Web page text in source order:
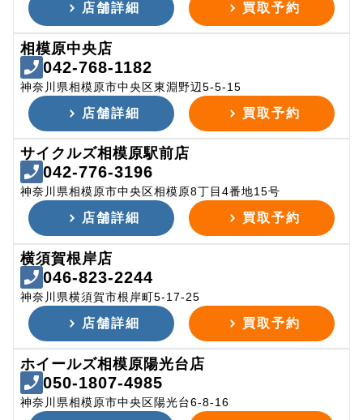
店舗詳細 買取予約
相模原中央店
042-768-1182
神奈川県相模原市中央区東淵野辺5-5-15
店舗詳細 買取予約
サイクルズ相模原駅前店
042-776-3196
神奈川県相模原市中央区相模原8丁目4番地15号
店舗詳細 買取予約
横須賀根岸店
046-823-2244
神奈川県横須賀市根岸町5-17-25
店舗詳細 買取予約
ホイールズ相模原陽光台店
050-1807-4985
神奈川県相模原市中央区陽光台6-8-16